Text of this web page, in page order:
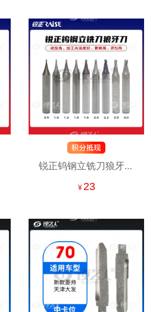
锐正钨钢立铣刀狼牙刀
配钥匙铣刀 立式钥匙机
¥23